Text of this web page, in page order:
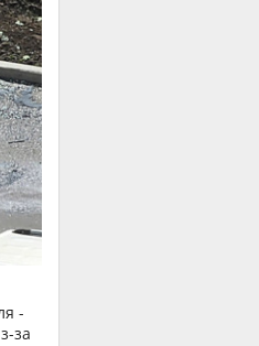
-
за